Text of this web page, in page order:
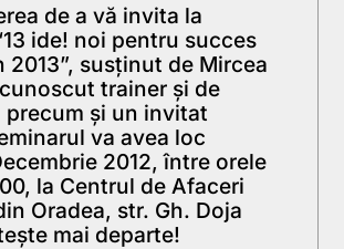
de a vă invita la
ide! noi pentru succes
2013”, susținut de Mircea
trainer și de
precum și un invitat
va avea loc
2012, între orele
la Centrul de Afaceri
Oradea, str. Gh. Doja
mai departe!